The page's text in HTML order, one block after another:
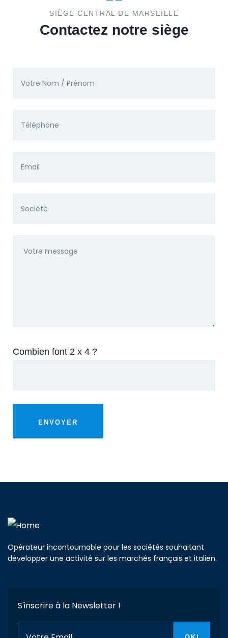
SIÈGE CENTRAL DE MARSEILLE
Contactez notre siège
Combien font 2 x 4 ?
Opérateur incontournable pour les sociétés souhaitant
développer une activité sur les marchés français et italien.
S'inscrire à la Newsletter !